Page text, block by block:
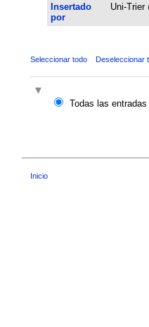
Insertado
por
Uni-Trier
Seleccionar todo Deseleccionar
Todas las entradas
Inicio